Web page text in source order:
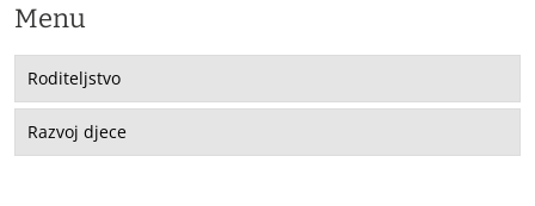
Menu
Roditeljstvo
Razvoj djece